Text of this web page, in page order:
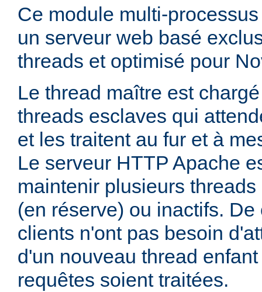
Ce module multi-
un serveur web basé
threads et optimisé pour
Le thread maître est
threads esclaves qui
et les traitent au fur et à
Le serveur HTTP Apache
maintenir plusieurs
(en réserve) ou inactifs.
clients n'ont pas besoin
d'un nouveau thread
requêtes soient traitées.